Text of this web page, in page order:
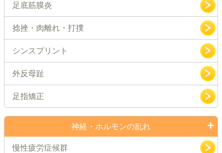
足底筋膜炎
捻挫・肉離れ・打撲
シンスプリント
外反母趾
足指矯正
神経・ホルモンの乱れ
慢性疲労症候群